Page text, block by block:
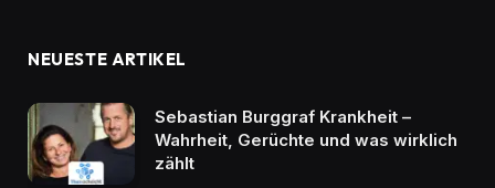
NEUESTE ARTIKEL
Sebastian Burggraf Krankheit –
Wahrheit, Gerüchte und was wirklich
zählt